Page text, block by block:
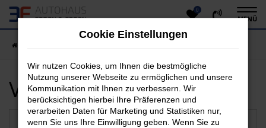
Zum
Hauptinhalt
0
MENÜ
Verfügbare Marken
Cookie Einstellungen
Wir nutzen Cookies, um Ihnen die bestmögliche
Nutzung unserer Webseite zu ermöglichen und unsere
Kommunikation mit Ihnen zu verbessern. Wir
berücksichtigen hierbei Ihre Präferenzen und
verarbeiten Daten für Marketing und Statistiken nur,
wenn Sie uns Ihre Einwilligung geben. Wenn Sie zu